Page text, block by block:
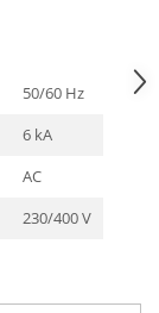
50/60 Hz
6 kA
AC
230/400 V